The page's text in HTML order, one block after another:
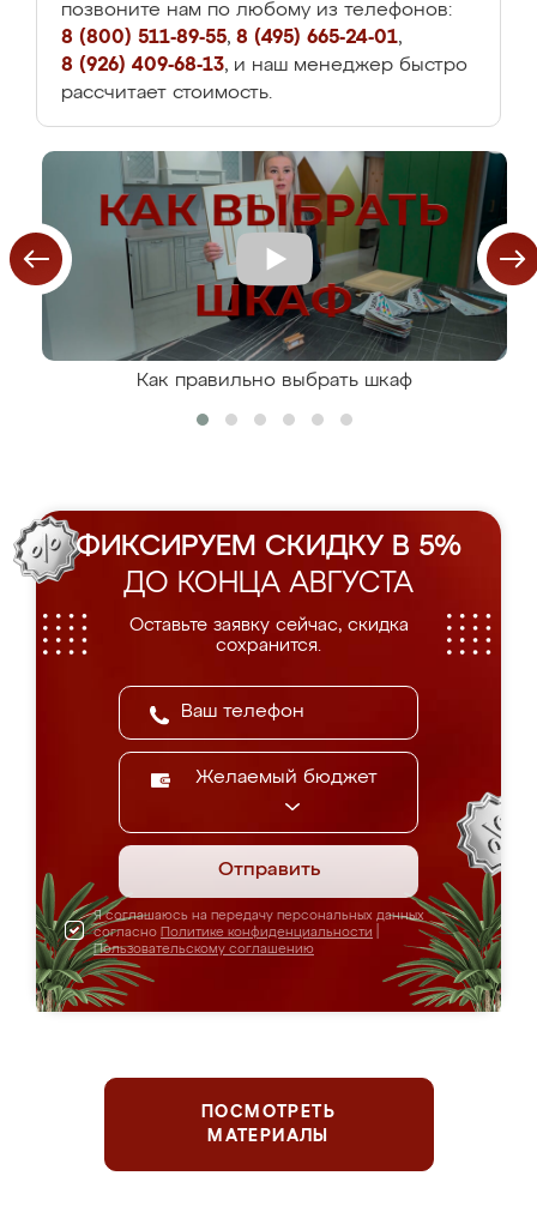
позвоните нам по любому из телефонов:
8 (800) 511-89-55, 8 (495) 665-24-01,
8 (926) 409-68-13, и наш менеджер быстро
рассчитает стоимость.
Как правильно выбрать шкаф
ФИКСИРУЕМ СКИДКУ В 5%
ДО КОНЦА АВГУСТА
Оставьте заявку сейчас, скидка
сохранится.
Желаемый бюджет
Отправить
Я соглашаюсь на передачу персональных данных
согласно Политике конфиденциальности
Пользовательскому соглашению
ПОСМОТРЕТЬ
МАТЕРИАЛЫ